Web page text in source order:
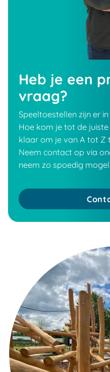
Heb je een
vraag?
Speeltoestellen zijn er
Hoe kom je tot de
klaar om je van A tot Z
Neem contact op via
neem zo spoedig